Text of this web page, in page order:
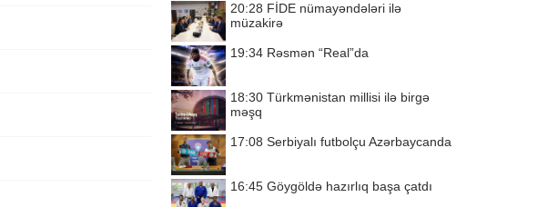
20:28 FİDE nümayəndələri ilə
müzakirə
19:34 Rəsmən “Real”da
18:30 Türkmənistan millisi ilə birgə
məşq
17:08 Serbiyalı futbolçu Azərbaycanda
16:45 Göygöldə hazırlıq başa çatdı